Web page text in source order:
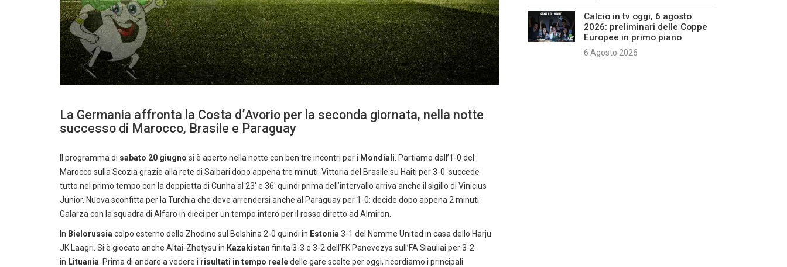
La Germania affronta la Costa d’Avorio per la seconda giornata, nella notte
successo di Marocco, Brasile e Paraguay
Il programma di sabato 20 giugno si è aperto nella notte con ben tre incontri per i Mondiali . Partiamo dall’1-0 del
Marocco sulla Scozia grazie alla rete di Saibari dopo appena tre minuti. Vittoria del Brasile su Haiti per 3-0: succede
tutto nel primo tempo con la doppietta di Cunha al 23′ e 36′ quindi prima dell’intervallo arriva anche il sigillo di Vinicius
Junior. Nuova sconfitta per la Turchia che deve arrendersi anche al Paraguay per 1-0: decide dopo appena 2 minuti
Galarza con la squadra di Alfaro in dieci per un tempo intero per il rosso diretto ad Almiron.
In Bielorussia colpo esterno dello Zhodino sul Belshina 2-0 quindi in Estonia 3-1 del Nomme United in casa dello Harju
JK Laagri. Si è giocato anche Altai-Zhetysu in Kazakistan finita 3-3 e 3-2 dell’FK Panevezys sull’FA Siauliai per 3-2
in Lituania . Prima di andare a vedere i risultati in tempo realedelle gare scelte per oggi, ricordiamo i principali
Calcio in tv oggi, 6 agosto
2026: preliminari delle Coppe
Europee in primo piano
6 Agosto 2026